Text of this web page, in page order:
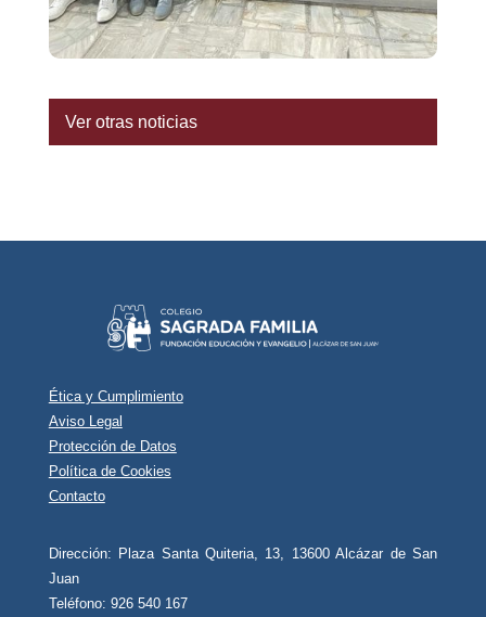
Ver otras noticias
Ética y Cumplimiento
Aviso Legal
Protección de Datos
Política de Cookies
Contacto
Dirección: Plaza Santa Quiteria, 13, 13600 Alcázar de San
Juan
Teléfono: 926 540 167